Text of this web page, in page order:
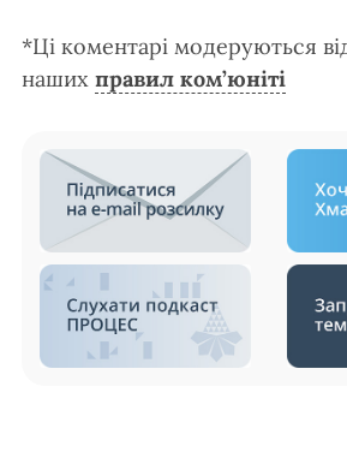
*Ці коментарі модеруються
наших правил ком’юніті